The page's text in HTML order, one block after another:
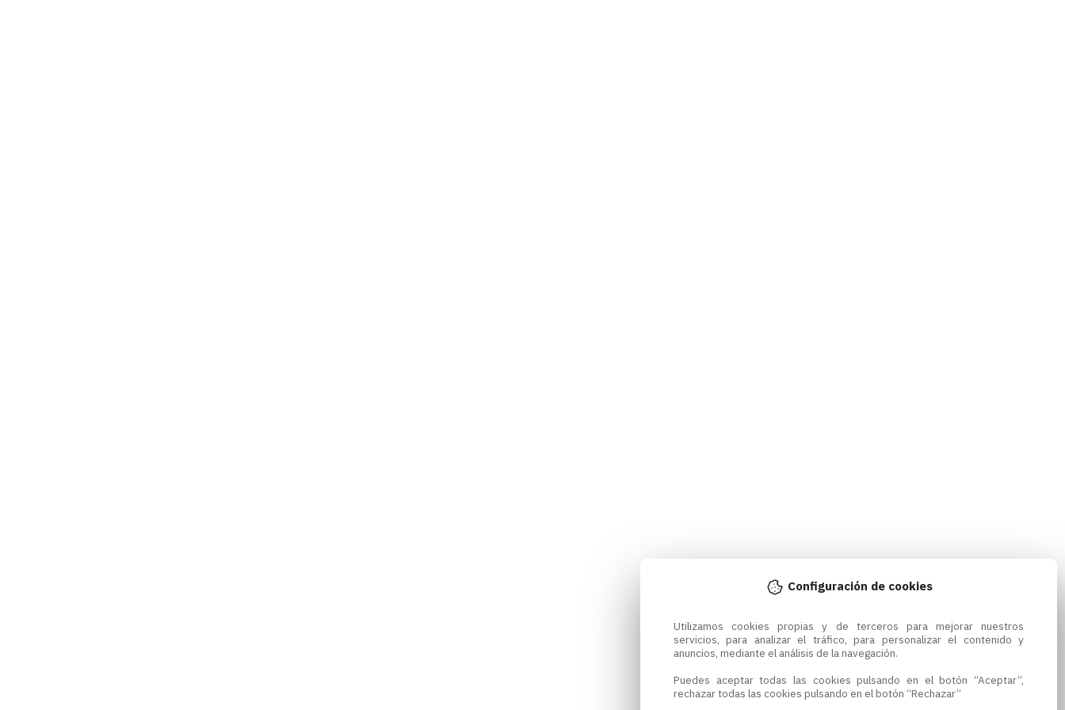
Configuración de cookies
Utilizamos cookies propias y de terceros para mejorar nuestros
servicios, para analizar el tráfico, para personalizar el contenido y
anuncios, mediante el análisis de la navegación.
Puedes aceptar todas las cookies pulsando en el botón “Aceptar”,
rechazar todas las cookies pulsando en el botón “Rechazar”